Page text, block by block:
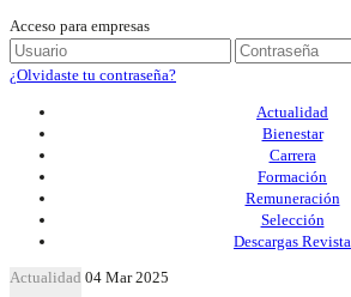
Acceso para empresas
¿Olvidaste tu contraseña?
Actualidad
Bienestar
Carrera
Formación
Remuneración
Selección
Descargas Revista
Actualidad 04 Mar 2025